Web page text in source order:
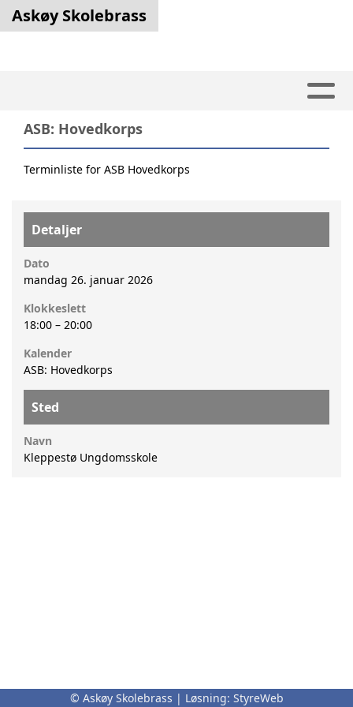
Askøy Skolebrass
ASB: Hovedkorps
Terminliste for ASB Hovedkorps
Detaljer
Dato
mandag 26. januar 2026
Klokkeslett
18:00 – 20:00
Kalender
ASB: Hovedkorps
Sted
Navn
Kleppestø Ungdomsskole
© Askøy Skolebrass | Løsning: StyreWeb